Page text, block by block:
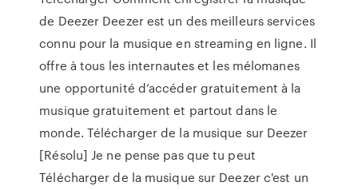
de Deezer Deezer est un des meilleurs services
connu pour la musique en streaming en ligne. Il
offre à tous les internautes et les mélomanes
une opportunité d’accéder gratuitement à la
musique gratuitement et partout dans le
monde. Télécharger de la musique sur Deezer
[Résolu] Je ne pense pas que tu peut
Télécharger de la musique sur Deezer c'est un